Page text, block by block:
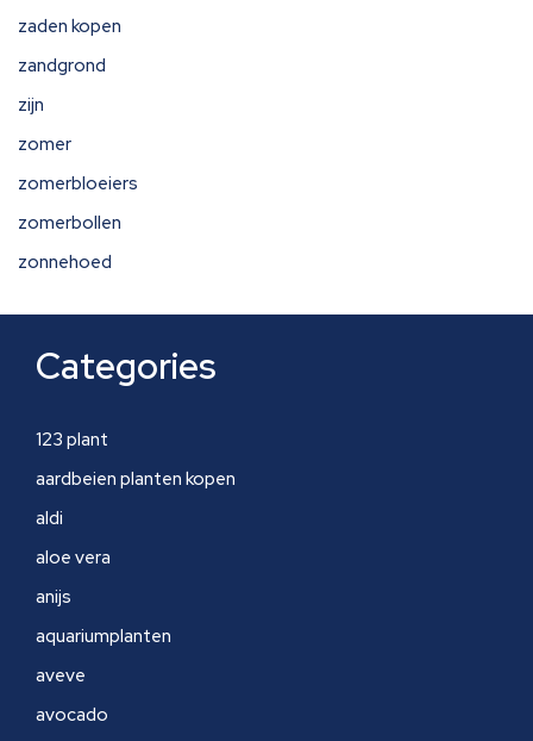
zaden kopen
zandgrond
zijn
zomer
zomerbloeiers
zomerbollen
zonnehoed
Categories
123 plant
aardbeien planten kopen
aldi
aloe vera
anijs
aquariumplanten
aveve
avocado